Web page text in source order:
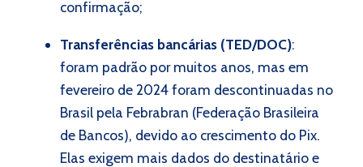
confirmação;
Transferências bancárias (TED/DOC):
foram padrão por muitos anos, mas em
fevereiro de 2024 foram descontinuadas no
Brasil pela Febrabran (Federação Brasileira
de Bancos), devido ao crescimento do Pix.
Elas exigem mais dados do destinatário e